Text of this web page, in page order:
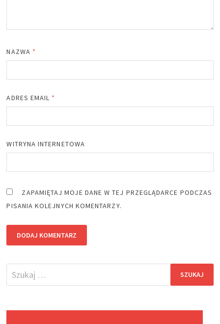
NAZWA *
ADRES EMAIL *
WITRYNA INTERNETOWA
ZAPAMIĘTAJ MOJE DANE W TEJ PRZEGLĄDARCE PODCZAS
PISANIA KOLEJNYCH KOMENTARZY.
Szukaj: